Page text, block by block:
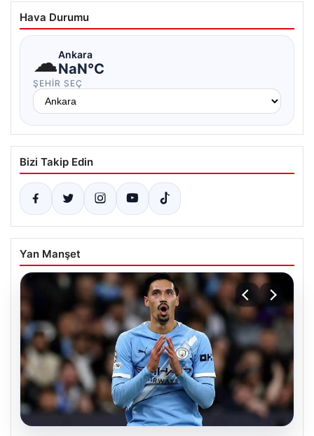
Hava Durumu
☁Ankara
NaN°C
ŞEHIR SEÇ
Bizi Takip Edin
Yan Manşet